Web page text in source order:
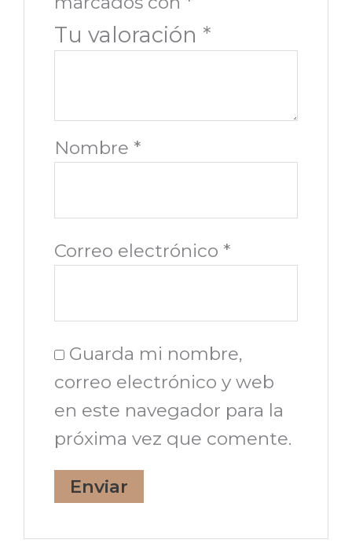
Tu valoración *
Nombre *
Correo electrónico *
Guarda mi nombre,
correo electrónico y web
en este navegador para la
próxima vez que comente.